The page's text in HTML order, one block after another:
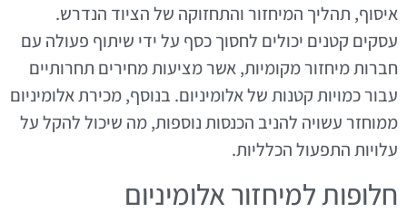
איסוף, תהליך המיחזור והתחזוקה של הציוד הנדרש.
עסקים קטנים יכולים לחסוך כסף על ידי שיתוף פעולה עם
חברות מיחזור מקומיות, אשר מציעות מחירים תחרותיים
עבור כמויות קטנות של אלומיניום. בנוסף, מכירת אלומיניום
ממוחזר עשויה להניב הכנסות נוספות, מה שיכול להקל על
עלויות התפעול הכלליות.
חלופות למיחזור אלומיניום